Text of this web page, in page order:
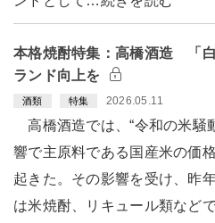
本格焼酎特集：高橋酒造 「
ランド向上を
酒類 特集 2026.05.11
高橋酒造では、“令和の米騒
響で主原料である国産米の価
起きた。その影響を受け、昨
は米焼酎、リキュール類など